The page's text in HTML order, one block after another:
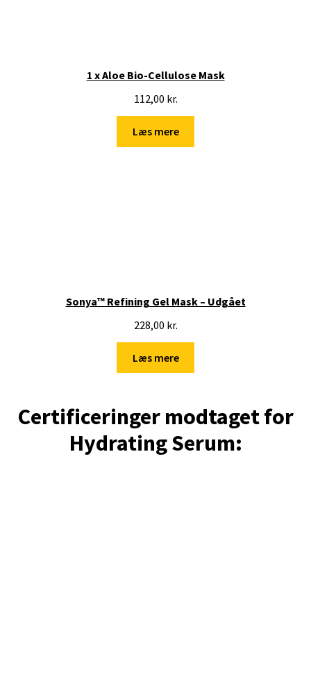
1 x Aloe Bio-Cellulose Mask
112,00 kr.
Læs mere
Sonya™ Refining Gel Mask – Udgået
228,00 kr.
Læs mere
Certificeringer modtaget for
Hydrating Serum: